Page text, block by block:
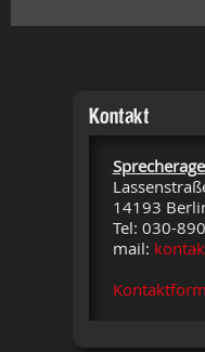
Kontakt
14193
Tel: 030-
mail: